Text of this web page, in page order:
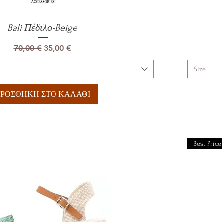
Γρήγορη προβολή
Bali Πέδιλο-Beige
Κανονική τιμή
70,00 € Τιμή Έκπτωσης
35,00 €
ΣΤΟ ΚΑΛΑΘΙ
Size
Best Price